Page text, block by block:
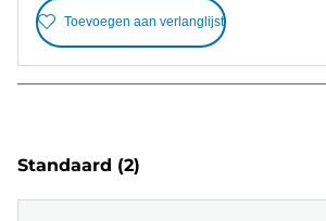
Toevoegen aan verlanglijst
Standaard (2)